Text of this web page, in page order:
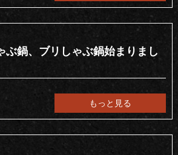
ぶ鍋、ブリしゃぶ鍋始まりまし
もっと見る